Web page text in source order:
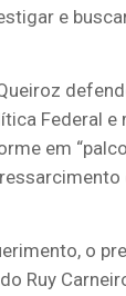
e
Federal
em
o
Ruy